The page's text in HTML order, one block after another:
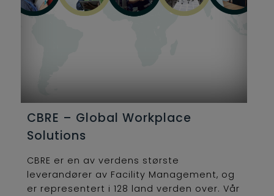
CBRE – Global Workplace
Solutions
CBRE er en av verdens største
leverandører av Facility Management, og
er representert i 128 land verden over. Vår